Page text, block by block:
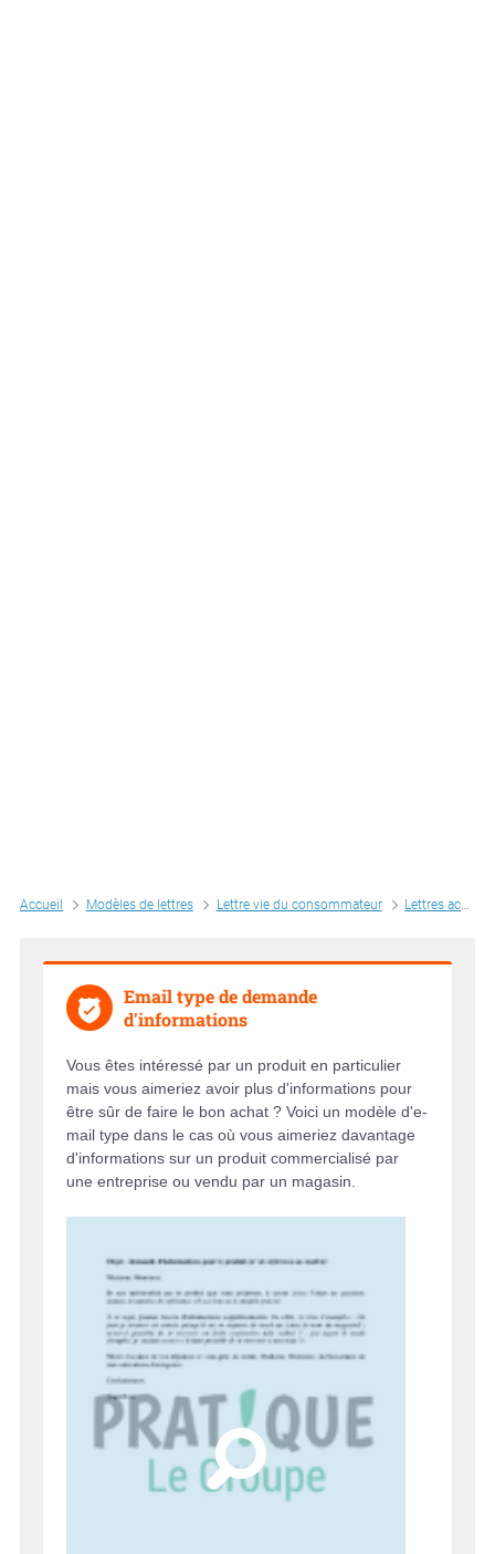
Accueil Modèles de lettres Lettre vie du consommateur Lettres achats internet, magasin
Email type de demande
d'informations
Vous êtes intéressé par un produit en particulier
mais vous aimeriez avoir plus d'informations pour
être sûr de faire le bon achat ? Voici un modèle d'e-
mail type dans le cas où vous aimeriez davantage
d'informations sur un produit commercialisé par
une entreprise ou vendu par un magasin.